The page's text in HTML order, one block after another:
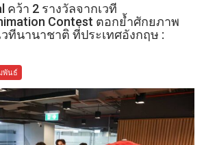
คว้า 2 รางวัลจากเวที
Contest ตอกย้ำศักยภาพ
ทีนานาชาติ ที่ประเทศอังกฤษ :
พันธ์